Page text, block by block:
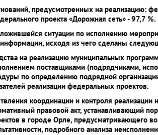
предусмотренных на реализацию:
проекта «Дорожная сеть» - 97,7 %.
ситуации по исполнению
информации, исходя из чего сделаны
на реализацию муниципальных
поставщиками (подрядчиками,
по определению подрядной
реализации федеральных проектов.
координации и контроля
правовой акт, устанавливающий
в городе Орле, предусматривающего
подробного анализа